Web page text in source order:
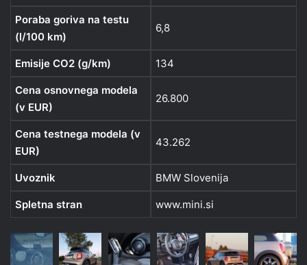
Poraba goriva na testu
(l/100 km)
6,8
Emisije CO2 (g/km) 134
Cena osnovnega modela
(v EUR)
26.800
Cena testnega modela (v
EUR)
43.262
Uvoznik BMW Slovenija
Spletna stran www.mini.si